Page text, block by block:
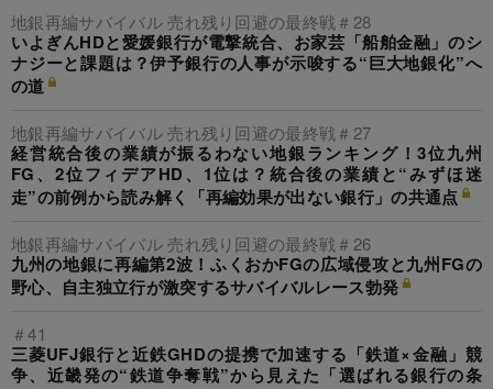
地銀再編サバイバル 売れ残り回避の最終戦＃28
いよぎんHDと愛媛銀行が電撃統合、お家芸「船舶金融」のシ
ナジーと課題は？伊予銀行の人事が示唆する“巨大地銀化”へ
の道
地銀再編サバイバル 売れ残り回避の最終戦＃27
経営統合後の業績が振るわない地銀ランキング！3位九州
FG、2位フィデアHD、1位は？統合後の業績と“みずほ迷
走”の前例から読み解く「再編効果が出ない銀行」の共通点
地銀再編サバイバル 売れ残り回避の最終戦＃26
九州の地銀に再編第2波！ふくおかFGの広域侵攻と九州FGの
野心、自主独立行が激突するサバイバルレース勃発
＃41
三菱UFJ銀行と近鉄GHDの提携で加速する「鉄道×金融」競
争、近畿発の“鉄道争奪戦”から見えた「選ばれる銀行の条